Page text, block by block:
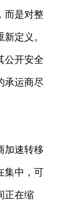
而是对整
定义。
公开安全
承运商尽
加速转移
集中，可
正在缩